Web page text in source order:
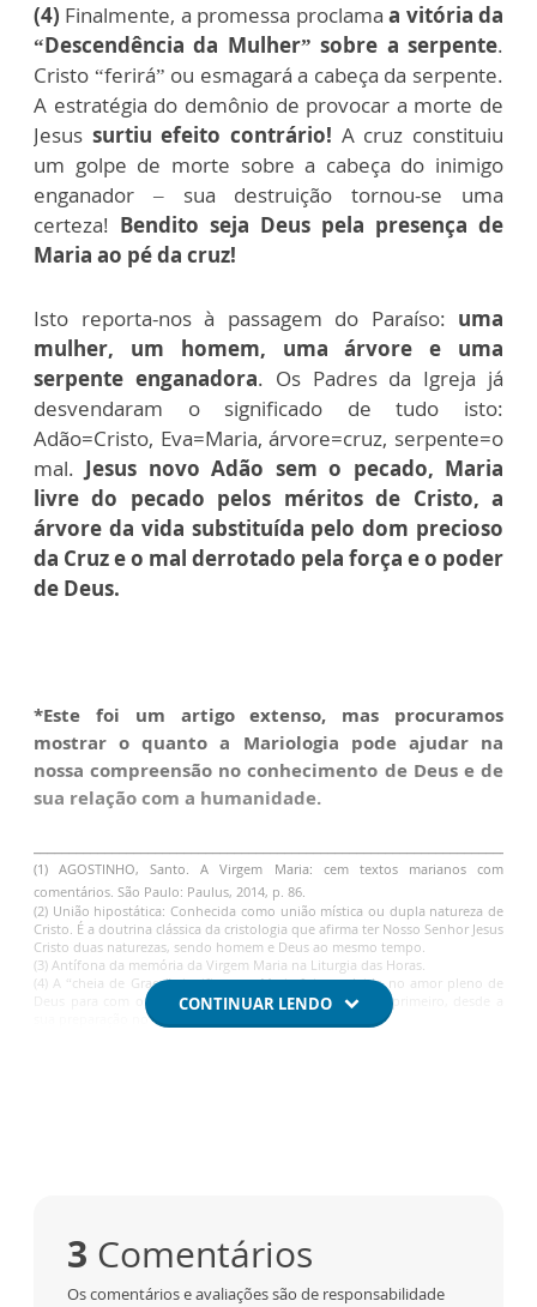
(4) Finalmente, a promessa proclama a vitória da
“Descendência da Mulher” sobre a serpente.
Cristo “ferirá” ou esmagará a cabeça da serpente.
A estratégia do demônio de provocar a morte de
Jesus surtiu efeito contrário! A cruz constituiu
um golpe de morte sobre a cabeça do inimigo
enganador – sua destruição tornou-se uma
certeza! Bendito seja Deus pela presença de
Maria ao pé da cruz!
Isto reporta-nos à passagem do Paraíso: uma
mulher, um homem, uma árvore e uma
serpente enganadora. Os Padres da Igreja já
desvendaram o significado de tudo isto:
Adão=Cristo, Eva=Maria, árvore=cruz, serpente=o
mal. Jesus novo Adão sem o pecado, Maria
livre do pecado pelos méritos de Cristo, a
árvore da vida substituída pelo dom precioso
da Cruz e o mal derrotado pela força e o poder
de Deus.
*Este foi um artigo extenso, mas procuramos
mostrar o quanto a Mariologia pode ajudar na
nossa compreensão no conhecimento de Deus e de
sua relação com a humanidade.
(1) AGOSTINHO, Santo. A Virgem Maria: cem textos marianos com
comentários. São Paulo: Paulus, 2014, p. 86.
(2) União hipostática: Conhecida como união mística ou dupla natureza de
Cristo. É a doutrina clássica da cristologia que afirma ter Nosso Senhor Jesus
Cristo duas naturezas, sendo homem e Deus ao mesmo tempo.
(3) Antífona da memória da Virgem Maria na Liturgia das Horas.
(4) A “cheia de Graça” significa que Maria foi envolvida no amor pleno de
Deus para com os homens. Ela já O experimentou por primeiro, desde a
sua preparação no coração do Criador (Gn 3, 15).
CONTINUAR LENDO
3 Comentários
Os comentários e avaliações são de responsabilidade